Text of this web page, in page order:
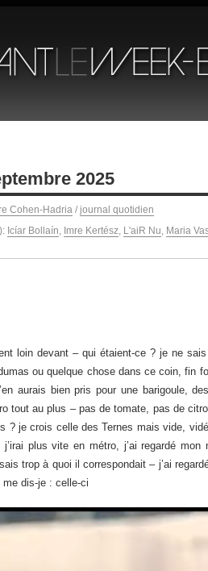
2025
Cohen-Hadria / journal quotidien
Icíar Bollaín, Imre Kertész, L'aiR Nu, Maria
loin devant – qui étaient-ce ? je ne
ou quelque chose dans ce coin, fin
aurais bien pris pour une barigoule,
tout au plus – pas de tomate, pas de
? je crois celle des Ternes mais vide,
plus vite en métro, j’ai regardé mon
trop à quoi il correspondait – j’ai
dis-je : celle-ci